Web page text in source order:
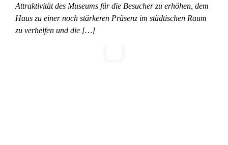
Attraktivität des Museums für die Besucher zu erhöhen, dem
Haus zu einer noch stärkeren Präsenz im städtischen Raum
zu verhelfen und die […]